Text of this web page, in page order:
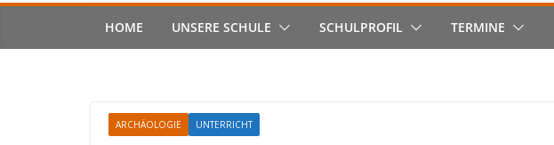
HOME UNSERE SCHULE SCHULPROFIL TERMINE
ARCHÄOLOGIE UNTERRICHT